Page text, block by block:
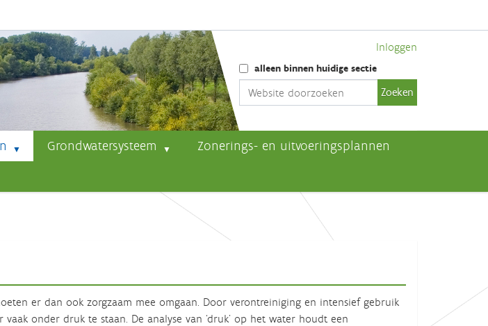
Zoekalleen binnen huidige sectie
Inloggen
Grondwatersysteem
Zonerings- en uitvoeringsplannen
er dan ook zorgzaam mee omgaan. Door verontreiniging en intensief gebruik
vaak onder druk te staan. De analyse van ‘druk’ op het water houdt een